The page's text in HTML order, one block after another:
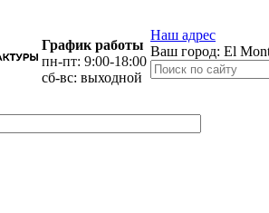
График работы
пн-пт: 9:00-18:00
сб-вс: выходной
Наш адрес
Ваш город: El